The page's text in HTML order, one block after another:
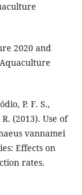
2020 and
P. F. S.,
(2013). Use of
vannamei
Effects on
rates.